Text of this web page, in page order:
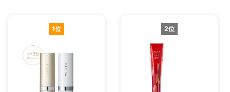
メチルヘキシルメトキシシンナメート、メ
亜鉛（CI 77947）、エチルヘキシルサリチ
ル酸塩、ブチレングリコール、メチルトリ
メチコン、ジメチコン、セチルPEG / PPG-
10 / 1ジメチコン、グリセリンペンチレング
リコール、酸化鉄（CI 77492）、カプリリ
1位 2位